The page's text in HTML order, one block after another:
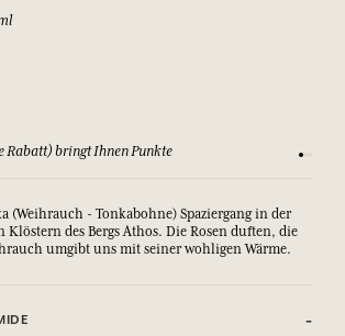
AGBs an
(Weihrauch - Tonkabohne) Spaziergang in der
Klöstern des Bergs Athos. Die Rosen duften, die
umgibt uns mit seiner wohligen Wärme.